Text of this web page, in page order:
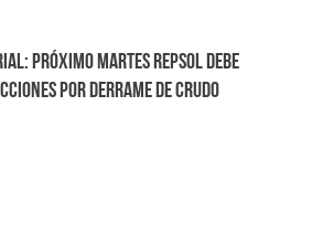
Próximo martes Repsol debe
por derrame de crudo